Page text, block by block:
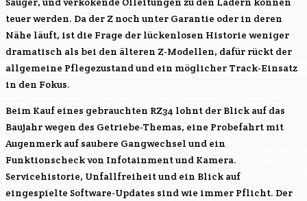
teuer werden. Da der Z noch unter Garantie oder in deren
Nähe läuft, ist die Frage der lückenlosen Historie weniger
dramatisch als bei den älteren Z-Modellen, dafür rückt der
allgemeine Pflegezustand und ein möglicher Track-Einsatz
in den Fokus.
Beim Kauf eines gebrauchten RZ34 lohnt der Blick auf das
Baujahr wegen des Getriebe-Themas, eine Probefahrt mit
Augenmerk auf saubere Gangwechsel und ein
Funktionscheck von Infotainment und Kamera.
Servicehistorie, Unfallfreiheit und ein Blick auf
eingespielte Software-Updates sind wie immer Pflicht. Der